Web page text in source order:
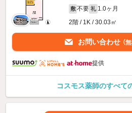
敷 不要 礼 1.0ヶ月
2階 / 1K / 30.03㎡
お問い合わせ （
提供
コスモス薬師のすべて